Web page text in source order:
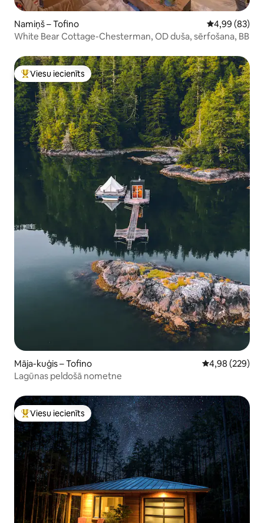
Namiņš – Tofino Vidējais
4,99 (83)
White Bear Cottage-Chesterman, OD duša, sērfošana, BB
Populārs viesu iecienīts mājoklis
Viesu iecienīts
Māja-kuģis – Tofino Vidējais
4,98 (229)
Lagūnas peldošā nometne
Populārs viesu iecienīts mājoklis
Viesu iecienīts